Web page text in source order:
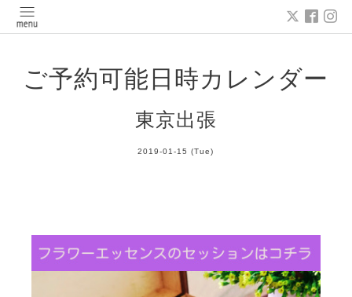
ご予約可能日時カレンダー
東京出張
2019-01-15 (Tue)